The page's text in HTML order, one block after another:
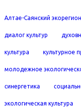
Алтае-Саянский экорегион
диалог культур
культура культурное
молодежное
синергетика
экологическая культура